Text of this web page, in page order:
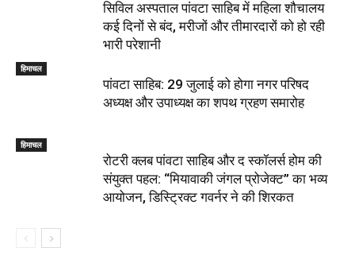
सिविल अस्पताल पांवटा साहिब में महिला शौचालय
कई दिनों से बंद, मरीजों और तीमारदारों को हो रही
भारी परेशानी
हिमाचल
पांवटा साहिब: 29 जुलाई को होगा नगर परिषद
अध्यक्ष और उपाध्यक्ष का शपथ ग्रहण समारोह
हिमाचल
​रोटरी क्लब पांवटा साहिब और द स्कॉलर्स होम की
संयुक्त पहल: “मियावाकी जंगल प्रोजेक्ट” का भव्य
आयोजन, डिस्ट्रिक्ट गवर्नर ने की शिरकत